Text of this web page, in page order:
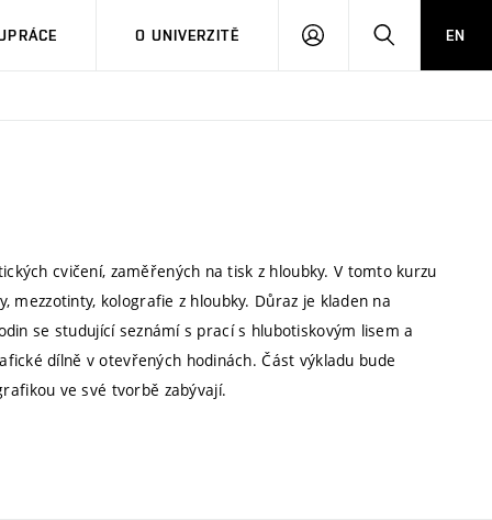
O UNIVERZITĚ
PŘIHLÁSIT HLEDATEN
cvičení, zaměřených na tisk z hloubky. V tomto kurzu
mezzotinty, kolografie z hloubky. Důraz je kladen na
se studující seznámí s prací s hlubotiskovým lisem a
dílně v otevřených hodinách. Část výkladu bude
ve své tvorbě zabývají.